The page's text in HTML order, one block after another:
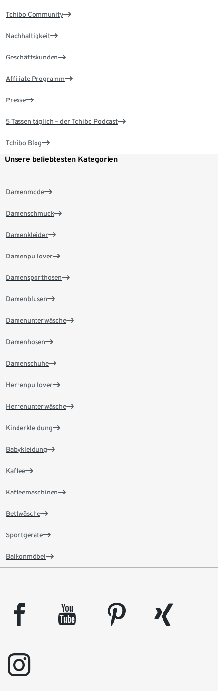
Tchibo Community
Nachhaltigkeit
Geschäftskunden
Affiliate Programm
Presse
5 Tassen täglich – der Tchibo Podcast
Tchibo Blog
Unsere beliebtesten Kategorien
Damenmode
Damenschmuck
Damenkleider
Damenpullover
Damensporthosen
Damenblusen
Damenunterwäsche
Damenhosen
Damenschuhe
Herrenpullover
Herrenunterwäsche
Kinderkleidung
Babykleidung
Kaffee
Kaffeemaschinen
Bettwäsche
Sportgeräte
Balkonmöbel
facebook youtube pinterest
xing
instagram